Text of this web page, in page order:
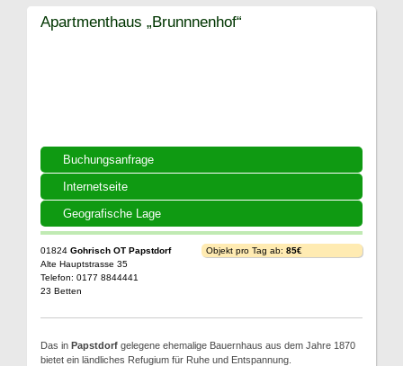
Buchungsanfrage
Internetseite
Geografische Lage
Apartmenthaus „Brunnnenhof“
01824 Gohrisch OT Papstdorf
Alte Hauptstrasse 35
Telefon: 0177 8844441
23 Betten
Objekt pro Tag ab: 85€
Das in Papstdorf gelegene ehemalige Bauernhaus aus dem Jahre 1870
bietet ein ländliches Refugium für Ruhe und Entspannung.